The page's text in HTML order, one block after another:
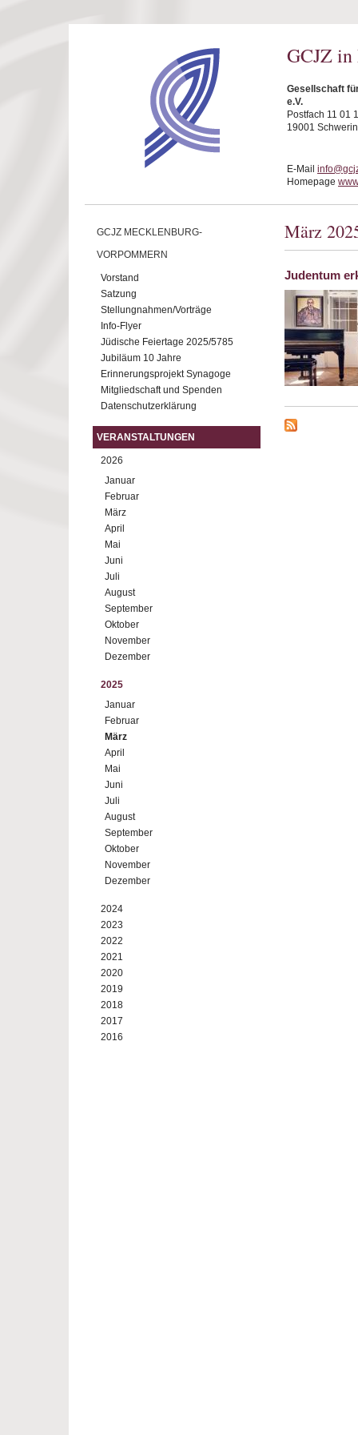
GCJZ in
Gesellschaft
e.V.
Postfach 11 01
19001 Schwerin
E-Mail
Homepage
GCJZ MECKLENBURG-
VORPOMMERN
Vorstand
Satzung
Stellungnahmen/Vorträge
Info-Flyer
Jüdische Feiertage 2025/5785
Jubiläum 10 Jahre
Erinnerungsprojekt Synagoge
Mitgliedschaft und Spenden
Datenschutzerklärung
VERANSTALTUNGEN
2026
Januar
Februar
März
April
Mai
Juni
Juli
August
September
Oktober
November
Dezember
2025
Januar
Februar
März
April
Mai
Juni
Juli
August
September
Oktober
November
Dezember
2024
2023
2022
2021
2020
2019
2018
2017
2016
März
Judentum